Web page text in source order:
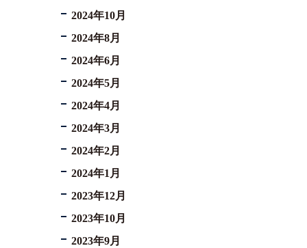
2024年10月
2024年8月
2024年6月
2024年5月
2024年4月
2024年3月
2024年2月
2024年1月
2023年12月
2023年10月
2023年9月